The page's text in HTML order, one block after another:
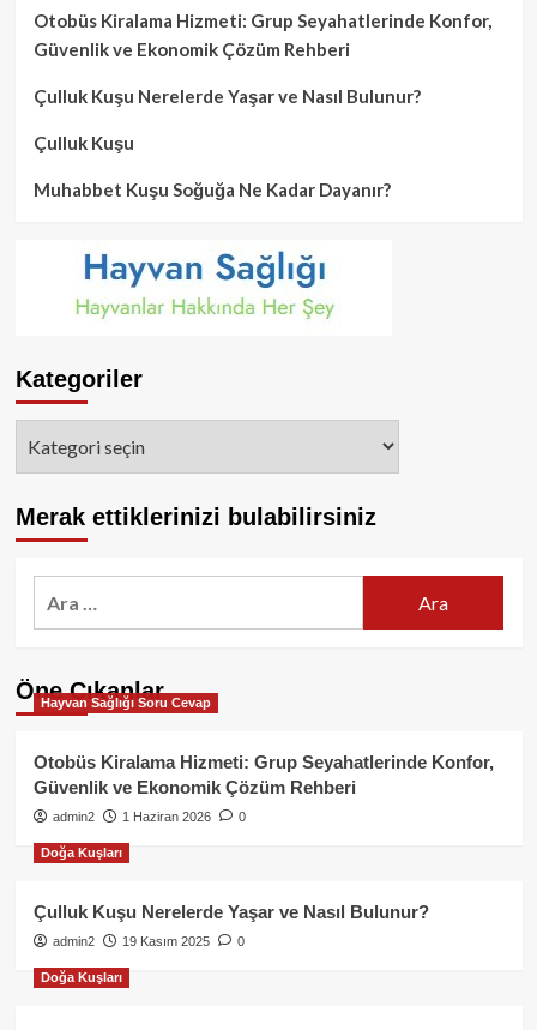
Otobüs Kiralama Hizmeti: Grup Seyahatlerinde Konfor,
Güvenlik ve Ekonomik Çözüm Rehberi
Çulluk Kuşu Nerelerde Yaşar ve Nasıl Bulunur?
Çulluk Kuşu
Muhabbet Kuşu Soğuğa Ne Kadar Dayanır?
Kategoriler
Merak ettiklerinizi bulabilirsiniz
Öne Çıkanlar
Hayvan Sağlığı Soru Cevap
Otobüs Kiralama Hizmeti: Grup Seyahatlerinde Konfor,
Güvenlik ve Ekonomik Çözüm Rehberi
admin2 1 Haziran 2026 0
Doğa Kuşları
Çulluk Kuşu Nerelerde Yaşar ve Nasıl Bulunur?
admin2 19 Kasım 2025 0
Doğa Kuşları